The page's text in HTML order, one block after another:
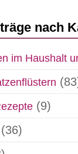
nach
im Haushalt
(9)
(36)